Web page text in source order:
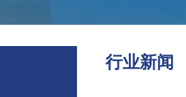
行业新闻